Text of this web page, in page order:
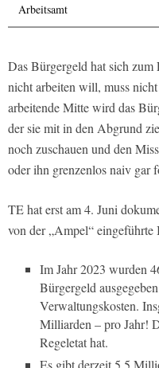
Arbeitsamt
Das Bürgergeld hat sich
nicht arbeiten will, muss
arbeitende Mitte wird das
der sie mit in den Abgrund
noch zuschauen und den
oder ihn grenzenlos naiv gar
TE hat erst am 4. Juni
von der „Ampel“
Im Jahr 2023 wurden
Bürgergeld
Verwaltungskosten.
Milliarden – pro Jahr!
Regeletat hat.
Es gibt derzeit 5,5